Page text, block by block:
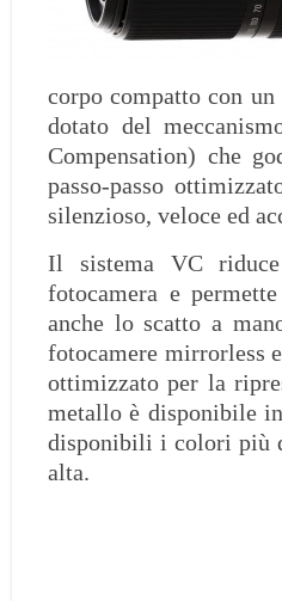
corpo compatto con
dotato del
Compensation) che
passo-passo
silenzioso, veloce ed
Il sistema VC
fotocamera e
anche lo scatto a
fotocamere mirrorless
ottimizzato per la
metallo è disponibile
disponibili i colori più
alta.